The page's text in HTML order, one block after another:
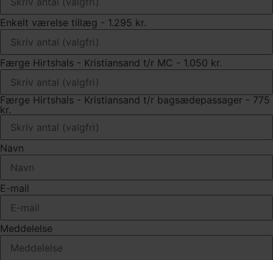
Enkelt værelse tillæg - 1.295 kr.
Færge Hirtshals - Kristiansand t/r MC - 1.050 kr.
Færge Hirtshals - Kristiansand t/r bagsædepassager - 775
kr.
Navn
E-mail
Meddelelse